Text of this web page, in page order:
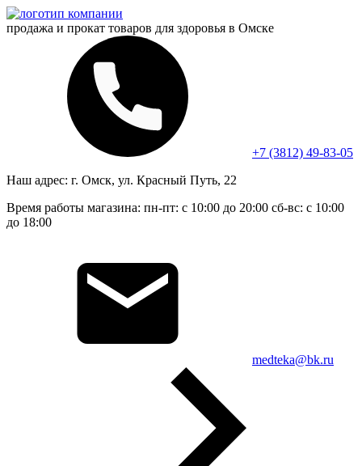
продажа и прокат товаров для здоровья в Омске
+7 (3812) 49-83-05
Наш адрес: г. Омск, ул. Красный Путь, 22
Время работы магазина: пн-пт: с 10:00 до 20:00 сб-вс: с 10:00
до 18:00
medteka@bk.ru